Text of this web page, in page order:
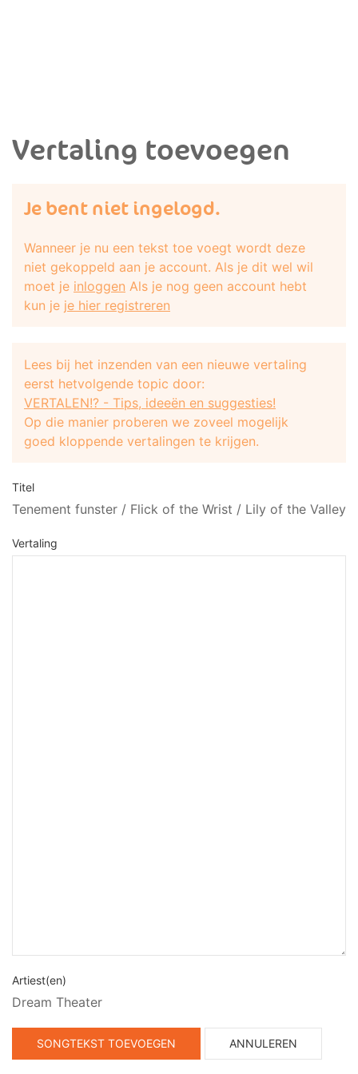
Vertaling toevoegen
Je bent niet ingelogd.
Wanneer je nu een tekst toe voegt wordt deze
niet gekoppeld aan je account. Als je dit wel wil
moet je inloggen Als je nog geen account hebt
kun je je hier registreren
Lees bij het inzenden van een nieuwe vertaling
eerst hetvolgende topic door:
VERTALEN!? - Tips, ideeën en suggesties!
Op die manier proberen we zoveel mogelijk
goed kloppende vertalingen te krijgen.
Titel
Tenement funster / Flick of the Wrist / Lily of the Valley
Vertaling
Artiest(en)
Dream Theater
SONGTEKST TOEVOEGEN ANNULEREN